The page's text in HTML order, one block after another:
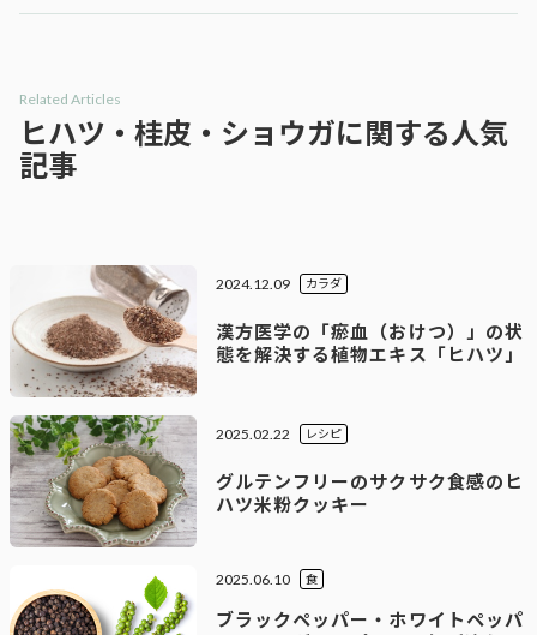
Related Articles
ヒハツ・桂皮・ショウガに関する人気
記事
2024.12.09
漢方医学の「瘀血（おけつ）」の状
態を解決する植物エキス「ヒハツ」
カラダ
2025.02.22
グルテンフリーのサクサク食感のヒ
ハツ米粉クッキー
レシピ
2025.06.10
ブラックペッパー・ホワイトペッパ
食